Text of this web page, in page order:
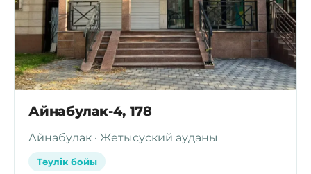
Айнабулак-4, 178
Айнабулак · Жетысуский ауданы
Тәулік бойы